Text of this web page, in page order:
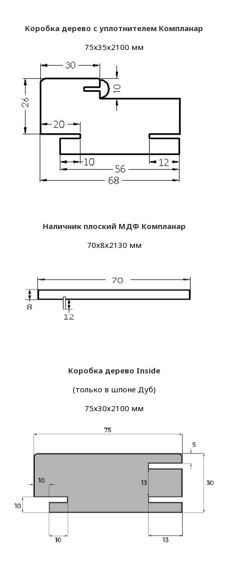
Коробка дерево с уплотнителем Компланар
75х35х2100 мм
Наличник плоский МДФ Компланар
70х8х2130 мм
Коробка дерево Inside
(только в шпоне Дуб)
75х30х2100 мм